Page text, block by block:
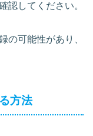
認してください。
の可能性があり、
方法